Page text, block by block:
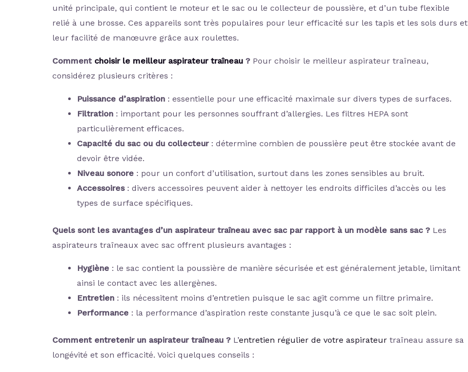
unité principale, qui contient le moteur et le sac ou le collecteur de poussière, et d’un tube flexible
relié à une brosse. Ces appareils sont très populaires pour leur efficacité sur les tapis et les sols durs et
leur facilité de manœuvre grâce aux roulettes.
Comment choisir le meilleur aspirateur traîneau ? Pour choisir le meilleur aspirateur traîneau,
considérez plusieurs critères :
Puissance d’aspiration : essentielle pour une efficacité maximale sur divers types de surfaces.
Filtration : important pour les personnes souffrant d’allergies. Les filtres HEPA sont
particulièrement efficaces.
Capacité du sac ou du collecteur: détermine combien de poussière peut être stockée avant de
devoir être vidée.
Niveau sonore : pour un confort d’utilisation, surtout dans les zones sensibles au bruit.
Accessoires: divers accessoires peuvent aider à nettoyer les endroits difficiles d’accès ou les
types de surface spécifiques.
Quels sont les avantages d’un aspirateur traîneau avec sac par rapport à un modèle sans sac ? Les
aspirateurs traîneaux avec sac offrent plusieurs avantages :
Hygiène : le sac contient la poussière de manière sécurisée et est généralement jetable, limitant
ainsi le contact avec les allergènes.
Entretien : ils nécessitent moins d’entretien puisque le sac agit comme un filtre primaire.
Performance : la performance d’aspiration reste constante jusqu’à ce que le sac soit plein.
Comment entretenir un aspirateur traîneau ? L’entretien régulier de votre aspirateur traîneau assure sa
longévité et son efficacité. Voici quelques conseils :